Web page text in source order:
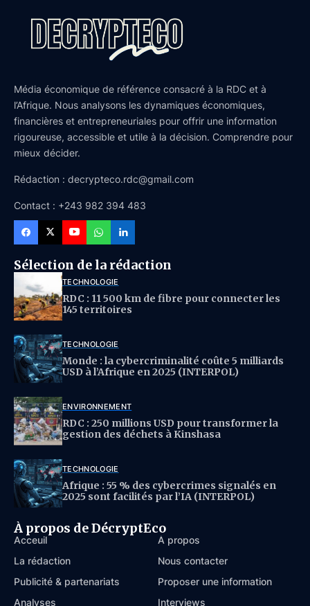
Média économique de référence consacré à la RDC et à
l’Afrique. Nous analysons les dynamiques économiques,
financières et entrepreneuriales pour offrir une information
rigoureuse, accessible et utile à la décision. Comprendre pour
mieux décider.
Rédaction : decrypteco.rdc@gmail.com
Contact : +243 982 394 483
Sélection de la rédaction
TECHNOLOGIE
RDC : 11 500 km de fibre pour connecter les
145 territoires
TECHNOLOGIE
Monde : la cybercriminalité coûte 5 milliards
USD à l’Afrique en 2025 (INTERPOL)
ENVIRONNEMENT
RDC : 250 millions USD pour transformer la
gestion des déchets à Kinshasa
TECHNOLOGIE
Afrique : 55 % des cybercrimes signalés en
2025 sont facilités par l’IA (INTERPOL)
À propos de DécryptEco
Acceuil
À propos
La rédaction
Nous contacter
Publicité & partenariats
Proposer une information
Analyses
Interviews